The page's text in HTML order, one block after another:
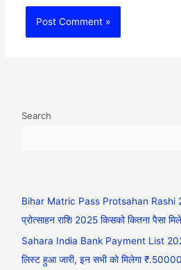
Search
Bihar Matric Pass Protsahan Rashi
प्रोत्साहन राशि 2025 किसको कितना पैसा
Sahara India Bank Payment List
लिस्ट हुआ जारी, इन सभी को मिलेगा